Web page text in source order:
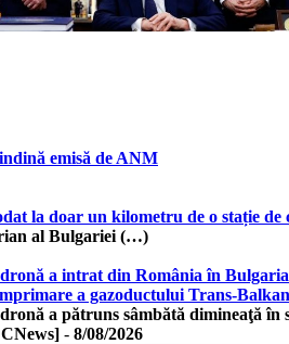
emisă de ANM
la doar un kilometru de o stație
al Bulgariei (…)
a intrat din România în
a gazoductului Trans-Balkan
a pătruns sâmbătă dimineaţă
- 8/08/2026